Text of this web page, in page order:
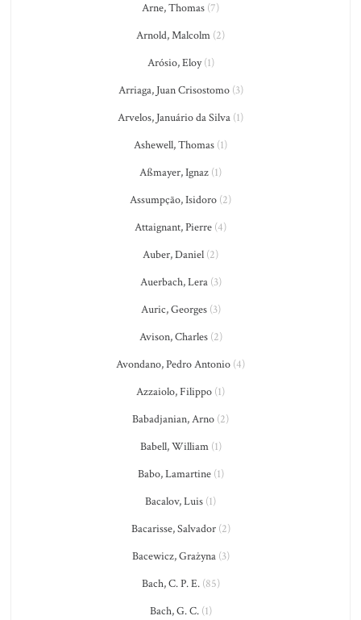
Arne, Thomas (7)
Arnold, Malcolm (2)
Arósio, Eloy(1)
Arriaga, Juan Crisostomo(3)
Arvelos, Januário da Silva (1)
Ashewell, Thomas (1)
Aßmayer, Ignaz (1)
Assumpção, Isidoro (2)
Attaignant, Pierre (4)
Auber, Daniel (2)
Auerbach, Lera(3)
Auric, Georges(3)
Avison, Charles(2)
Avondano, Pedro Antonio (4)
Azzaiolo, Filippo (1)
Babadjanian, Arno (2)
Babell, William(1)
Babo, Lamartine(1)
Bacalov, Luis (1)
Bacarisse, Salvador(2)
Bacewicz, Grażyna(3)
Bach, C. P. E.(85)
Bach, G. C.(1)